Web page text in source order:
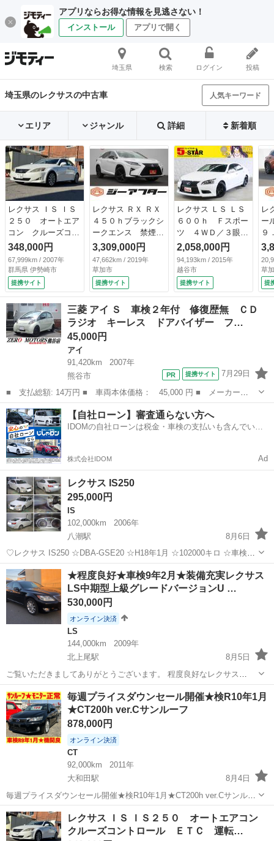
アプリならお得な情報を見逃さない！
インストール アプリで開く
埼玉県 検索 ログイン 投稿
埼玉県のレクサスの中古車 人気キーワード
エリア ジャンル 詳細 新着順
レクサス ＩＳ ＩＳ
２５０ オートエア
コン クルーズコン
トロール ＥＴＣ
運転席エアバッグ
イモビライザー バ
ックガイドモニタ
ー 助手席エアバッ
ク ＨＤＤナビゲー
ション パワーステ
アリング サイドエ
アバック インテリ
キー ＤＳＣ （検
348,000円
67,999km / 2007年
群馬県 伊勢崎市
提携サイト
レクサス ＲＸ ＲＸ
４５０ｈブラックシ
ークエンス 禁煙
車 純正１２．３イ
ンチワイドナビ フ
ルセグＴＶ 電動リ
アゲート バックカ
メラ ３眼ＬＥＤヘ
ッドライト シート
エアコン シートヒ
ーター ブラインド
スポットモニター
ミホイール （検
3,309,000円
47,662km / 2019年
草加市
提携サイト
レクサス ＬＳ ＬＳ
６００ｈ Ｆスポー
ツ ４ＷＤ／３眼Ｌ
ＥＤ／ＲＡＹＳ２０
ＡＷ／黒革電動エア
シート／シートヒー
ター／レーダークル
コン／クリアランス
ソナー／ＰＣＳ／Ｂ
ＳＭ／ＥＴＣ２．０
／１００Ｖ電源／純
2,058,000円
94,193km / 2015年
越谷市
提携サイト
レ
ー
９
プ
全
セ
セ
ス
草
提
三菱 アイ Ｓ 車検２年付 修復歴無 ＣＤ
ラジオ キーレス ドアバイザー フ…
45,000円
アイ
91,420km
2007年
熊谷市
提携サイト 7月29日
■ 支払総額: 14万円 ■ 車両本体価格： 45,000 円 ■ メーカー
名： 三菱 ■ 車種名： アイ ■ グレード名： Ｓ 車検２年付
修復歴無 ＣＤ ラジオ キーレス ドアバイザー フルフラット
ライトレベライザー...
埼玉 熊谷市 アイ ライトレベライザー
【自社ローン】審査通らない方へ
IDOMの自社ローンは税金・車検の支払いも含んでいる
株式会社IDOM Ad
レクサス IS250
295,000円
IS
102,000km
2006年
八潮駅
8月6日
♡レクサス IS250 ☆DBA-GSE20 ☆H18年1月 ☆102000キロ ☆車検
R9年1月14日 ○TV ○ナビ ○PW ○P/S ○エアB ●左側のドアに、いくつか
の擦り傷と小さなへこみがあります。 ●～ま...
埼玉 八潮市 八潮駅 IS ナビ
★程度良好★車検9年2月★装備充実レクサス
LS中期型上級グレードバージョンU …
530,000円
オンライン決済
LS
144,000km
2009年
北上尾駅
8月5日
ご覧いただきましてありがとうございます。 程度良好なレクサス
LS460になります。 内装画像は後ほど掲載します。 ★「誰にでも売
る」とは一切思っていません。 「良識のある大人」な方にお譲りしま
す★ よって、非常識なご質問を...
埼玉 上尾市 北上尾駅 LS
毎週プライスダウンセール開催★検R10年1月
★CT200h ver.Cサンルーフ
878,000円
オンライン決済
CT
92,000km
2011年
大和田駅
8月4日
毎週プライスダウンセール開催★検R10年1月★CT200h ver.Cサンルー
フ ★毎週プライスダウンセール開催★ 毎週、値下げします。 ただし
その前に売れたら終了です。 「もう少し待てば安くなる」 そう思って
いる間...
埼玉 さいたま市
レクサス ＩＳ ＩＳ２５０ オートエアコン
クルーズコントロール ＥＴＣ 運転…